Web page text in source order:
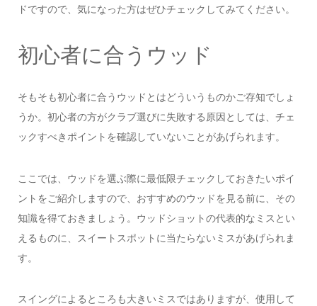
ドですので、気になった方はぜひチェックしてみてください。
初心者に合うウッド
そもそも初心者に合うウッドとはどういうものかご存知でしょ
うか。初心者の方がクラブ選びに失敗する原因としては、チェ
ックすべきポイントを確認していないことがあげられます。
ここでは、ウッドを選ぶ際に最低限チェックしておきたいポイ
ントをご紹介しますので、おすすめのウッドを見る前に、その
知識を得ておきましょう。ウッドショットの代表的なミスとい
えるものに、スイートスポットに当たらないミスがあげられま
す。
スイングによるところも大きいミスではありますが、使用して